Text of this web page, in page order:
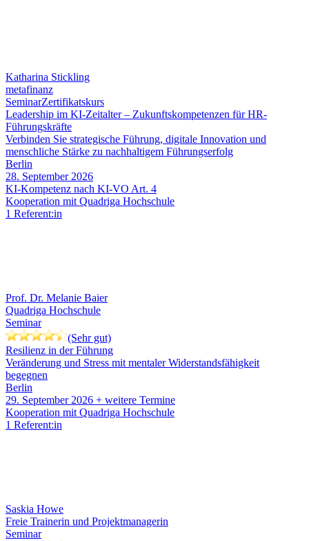
Katharina Stickling
metafinanz
SeminarZertifikatskurs
Leadership im KI-Zeitalter – Zukunftskompetenzen für HR-
Führungskräfte
Verbinden Sie strategische Führung, digitale Innovation und
menschliche Stärke zu nachhaltigem Führungserfolg
Berlin
28. September 2026
KI-Kompetenz nach KI-VO Art. 4
Kooperation mit Quadriga Hochschule
1 Referent:in
Prof. Dr. Melanie Baier
Quadriga Hochschule
Seminar
(Sehr gut)
Resilienz in der Führung
Veränderung und Stress mit mentaler Widerstandsfähigkeit
begegnen
Berlin
29. September 2026 + weitere Termine
Kooperation mit Quadriga Hochschule
1 Referent:in
Saskia Howe
Freie Trainerin und Projektmanagerin
Seminar